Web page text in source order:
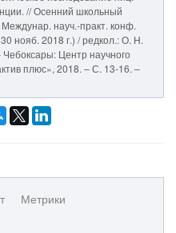
// Осенний школьный
науч.-практ. конф.
нояб. 2018 г.) / редкол.: О. Н.
Центр научного
плюс», 2018. – С. 13-16. –
Метрики